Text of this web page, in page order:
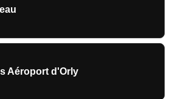
Aéroport d'Orly